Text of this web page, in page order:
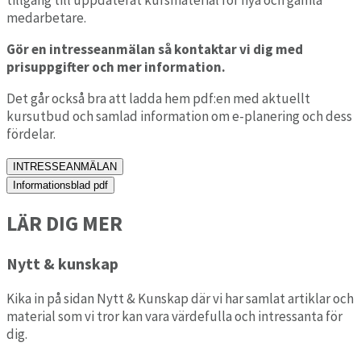
medarbetare.
Gör en intresseanmälan så kontaktar vi dig med
prisuppgifter och mer information.
Det går också bra att ladda hem pdf:en med aktuellt
kursutbud och samlad information om e-planering och dess
fördelar.
INTRESSEANMÄLAN
Informationsblad pdf
LÄR DIG MER
Nytt & kunskap
Kika in på sidan Nytt & Kunskap där vi har samlat artiklar och
material som vi tror kan vara värdefulla och intressanta för
dig.